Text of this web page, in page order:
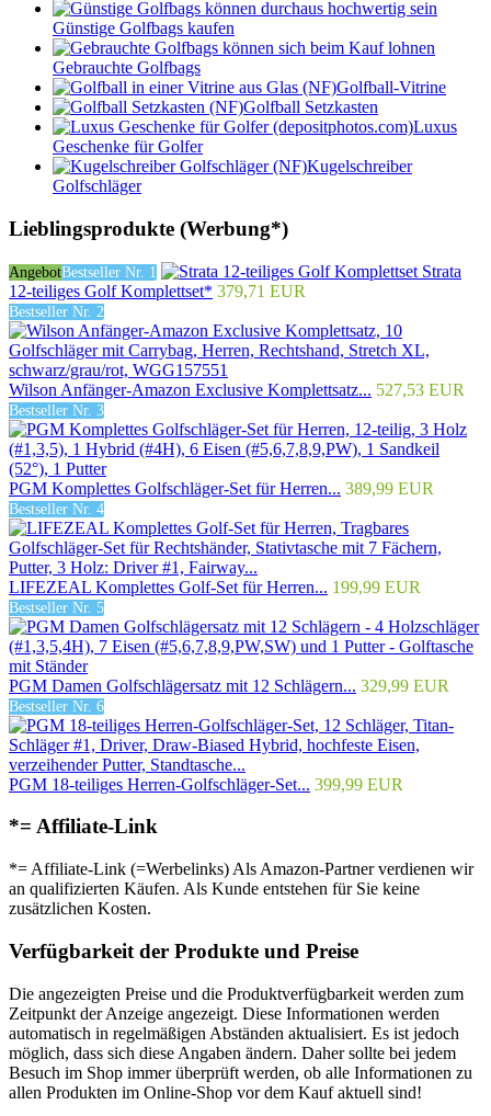
Günstige Golfbags kaufen
Gebrauchte Golfbags
Golfball-Vitrine
Golfball Setzkasten
Luxus
Geschenke für Golfer
Kugelschreiber
Golfschläger
Lieblingsprodukte (Werbung*)
AngebotBestseller Nr. 1
Strata
12-teiliges Golf Komplettset* 379,71 EUR
Bestseller Nr. 2
Wilson Anfänger-Amazon Exclusive Komplettsatz... 527,53 EUR
Bestseller Nr. 3
PGM Komplettes Golfschläger-Set für Herren... 389,99 EUR
Bestseller Nr. 4
LIFEZEAL Komplettes Golf-Set für Herren... 199,99 EUR
Bestseller Nr. 5
PGM Damen Golfschlägersatz mit 12 Schlägern... 329,99 EUR
Bestseller Nr. 6
PGM 18-teiliges Herren-Golfschläger-Set... 399,99 EUR
*= Affiliate-Link
*= Affiliate-Link (=Werbelinks) Als Amazon-Partner verdienen wir
an qualifizierten Käufen. Als Kunde entstehen für Sie keine
zusätzlichen Kosten.
Verfügbarkeit der Produkte und Preise
Die angezeigten Preise und die Produktverfügbarkeit werden zum
Zeitpunkt der Anzeige angezeigt. Diese Informationen werden
automatisch in regelmäßigen Abständen aktualisiert. Es ist jedoch
möglich, dass sich diese Angaben ändern. Daher sollte bei jedem
Besuch im Shop immer überprüft werden, ob alle Informationen zu
allen Produkten im Online-Shop vor dem Kauf aktuell sind!